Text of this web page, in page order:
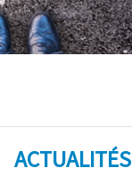
ACTUALITÉS